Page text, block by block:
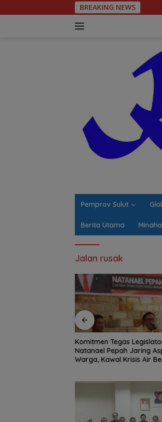
ke
BREAKING NEWS
Pemprov Sulut
Berita Utama
Jalan rusak
BSG Kejar Target Modal
Posisi Pertengahan 2026
Tercatat Rp1,6 Triliun